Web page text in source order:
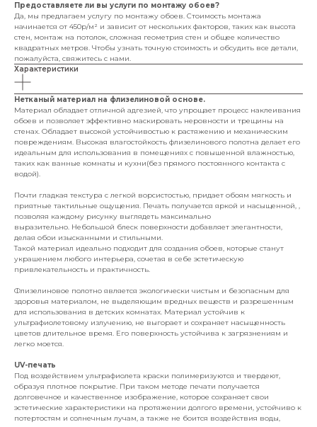
Предоставляете ли вы услуги по монтажу обоев?
Да, мы предлагаем услугу по монтажу обоев. Стоимость монтажа
начинается от 450р/м² и зависит от нескольких факторов, таких как высота
стен, монтаж на потолок, сложная геометрия стен и общее количество
квадратных метров. Чтобы узнать точную стоимость и обсудить все детали,
пожалуйста, свяжитесь с нами.
Характеристики
Нетканый материал на флизелиновой основе.
Материал обладает отличной адгезией, что упрощает процесс наклеивания
обоев и позволяет эффективно маскировать неровности и трещины на
стенах. Обладает высокой устойчивостью к растяжению и механическим
повреждениям. Высокая влагостойкость флизелинового полотна делает его
идеальным для использования в помещениях с повышенной влажностью,
таких как ванные комнаты и кухни(без прямого постоянного контакта с
водой).
Почти гладкая текстура с легкой ворсистостью, придает обоям мягкость и
приятные тактильные ощущения. Печать получается яркой и насыщенной, ,
позволяя каждому рисунку выглядеть максимально
выразительно. Небольшой блеск поверхности добавляет элегантности,
делая обои изысканными и стильными.
Такой материал идеально подходит для создания обоев, которые станут
украшением любого интерьера, сочетая в себе эстетическую
привлекательность и практичность.
Флизелиновое полотно является экологически чистым и безопасным для
здоровья материалом, не выделяющим вредных веществ и разрешенным
для использования в детских комнатах. Материал устойчив к
ультрафиолетовому излучению, не выгорает и сохраняет насыщенность
цветов длительное время. Его поверхность устойчива к загрязнениям и
легко моется.
UV-печать
Под воздействием ультрафиолета краски полимеризуются и твердеют,
образуя плотное покрытие. При таком методе печати получается
долговечное и качественное изображение, которое сохраняет свои
эстетические характеристики на протяжении долгого времени, устойчиво к
потертостям и солнечным лучам, а также не боится воздействия воды,